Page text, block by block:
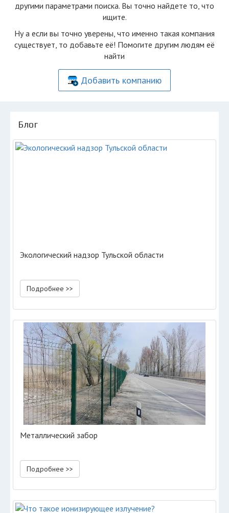
другими параметрами поиска. Вы точно найдете то, что
ищите.
Ну а если вы точно уверены, что именно такая компания
существует, то добавьте её! Помогите другим людям её
найти
Добавить компанию
Блог
Экологический надзор Тульской области
Подробнее >>
Металлический забор
Подробнее >>